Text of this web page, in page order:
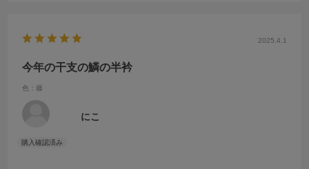
2025.4.1
今年の干支の鱗の半衿
色：藤
にこ